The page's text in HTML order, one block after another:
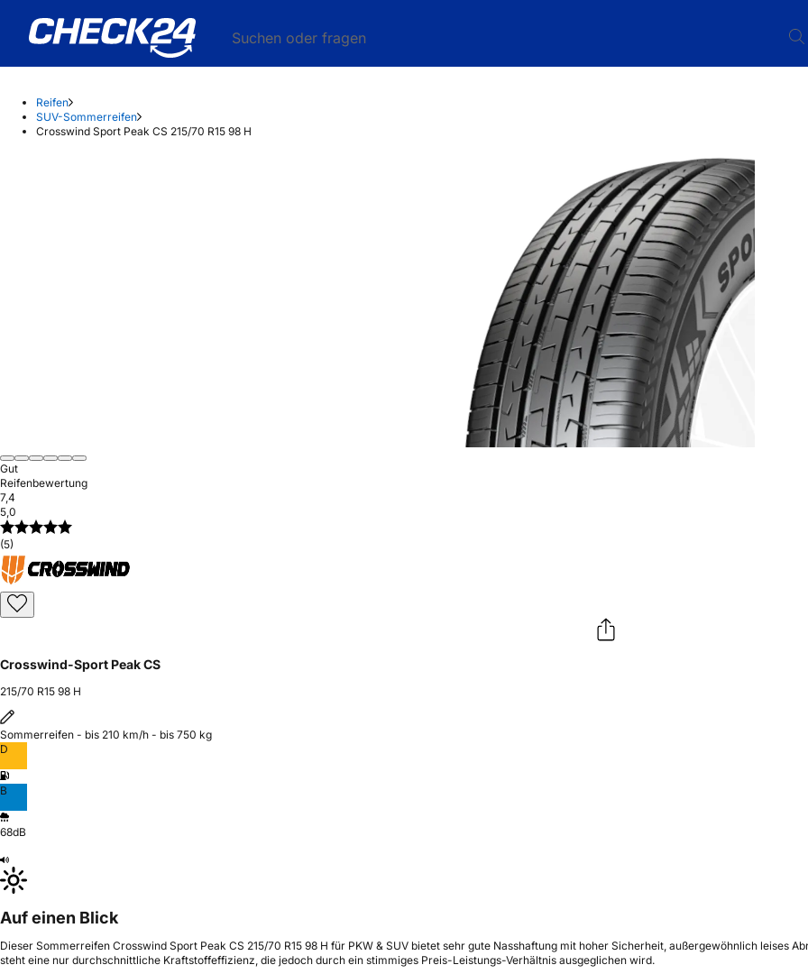
Suchen oder fragen
Reifen
SUV-Sommerreifen
Crosswind Sport Peak CS 215/70 R15 98 H
Gut
Reifenbewertung
7,4
5,0
(5)
Crosswind-Sport Peak CS
215/70 R15 98 H
Sommerreifen - bis 210 km/h - bis 750 kg
D
B
68dB
Auf einen Blick
Dieser Sommerreifen Crosswind Sport Peak CS 215/70 R15 98 H für PKW & SUV bietet sehr gute Nasshaftung mit hoher Sicherheit, außergewöhnlich leises
steht eine nur durchschnittliche Kraftstoffeffizienz, die jedoch durch ein stimmiges Preis-Leistungs-Verhältnis ausgeglichen wird.